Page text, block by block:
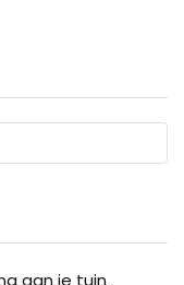
aan je tuin